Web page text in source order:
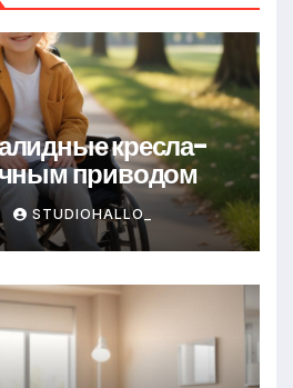
кресла-
приводом
STUDIOHALLO_